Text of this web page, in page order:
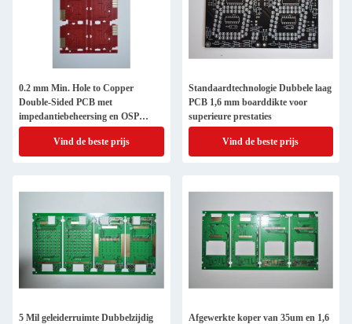
0.2 mm Min. Hole to Copper
Double-Sided PCB met
impedantiebeheersing en OSP
oppervlakteafwerking
Vind de beste prijs
Standaardtechnologie Dubbele laag
PCB 1,6 mm boarddikte voor
superieure prestaties
Vind de beste prijs
5 Mil geleiderruimte Dubbelzijdig
Afgewerkte koper van 35um en 1,6